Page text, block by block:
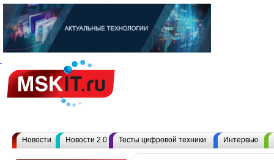
Новости Новости 2.0 Тесты цифровой техники Интервью